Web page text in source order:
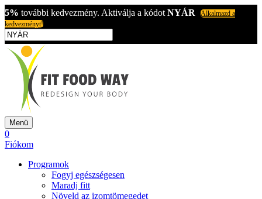
5% további kedvezmény. Aktiválja a kódot NYÁR
Alkalmazd a
kedvezményt!
Menü
0
Fiókom
Programok
Fogyj egészségesen
Maradj fitt
Növeld az izomtömegedet